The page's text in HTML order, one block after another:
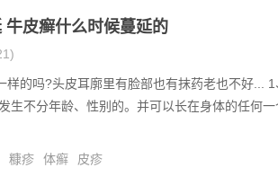
牛皮癣什么时候蔓延的
的吗?头皮耳廓里有脸部也有抹药老也不好... 1
生不分年龄、性别的。并可以长在身体的任何一
糠疹 体癣 皮疹